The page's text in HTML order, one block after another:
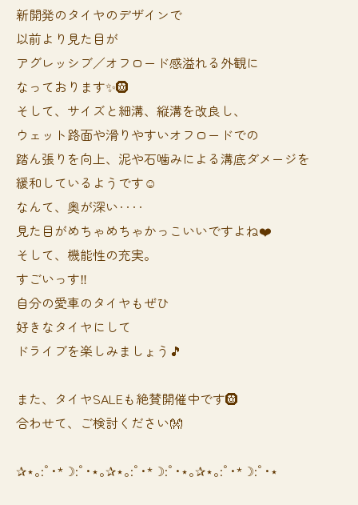
新開発のタイヤのデザインで
以前より見た目が
アグレッシブ／オフロード感溢れる外観に
なっております✨🛞
そして、サイズと細溝、縦溝を改良し、
ウェット路面や滑りやすいオフロードでの
踏ん張りを向上、泥や石噛みによる溝底ダメージを
緩和しているようです☺️
なんて、奥が深い‥‥
見た目がめちゃめちゃかっこいいですよね❤️
そして、機能性の充実。
すごいっす‼️
自分の愛車のタイヤもぜひ
好きなタイヤにして
ドライブを楽しみましょう🎵
また、タイヤSALEも絶賛開催中です🛞
合わせて、ご検討ください👐
✰⋆｡:ﾟ･*☽:ﾟ･⋆｡✰⋆｡:ﾟ･*☽:ﾟ･⋆｡✰⋆｡:ﾟ･*☽:ﾟ･⋆